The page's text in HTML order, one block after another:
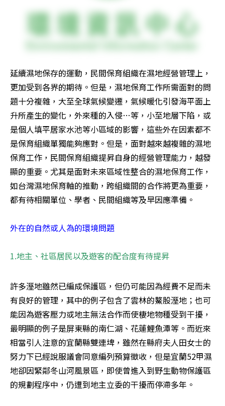
延續濕地保存的運動，民間保育組織在濕地經營管理上，
更加受到各界的期待。但是，濕地保育工作所需面對的問
題十分複雜，大至全球氣候變遷，氣候暖化引發海平面上
升所產生的變化，外來種的入侵…等，小至地層下陷，或
是個人填平居家水池等小區域的影響，這些外在因素都不
是保育組織單獨能夠應對。但是，面對越來越複雜的濕地
保育工作，民間保育組織提昇自身的經營管理能力，越發
顯的重要。尤其是面對未來區域性整合的濕地保育工作，
如台灣濕地保育軸的推動，跨組織間的合作將更為重要，
都有待相關單位、學者、民間組織等及早因應準備。
1.地主、社區居民以及遊客的配合度有待提昇
許多溼地雖然已編成保護區，但仍可能因為經費不足而未
有良好的管理，其中的例子包含了雲林的鰲股溼地；也可
能因為遊客壓力或地主無法合作而使棲地物種受到干擾，
最明顯的例子是屏東縣的南仁湖、花蓮鯉魚潭等。而近來
相當引人注意的宜蘭縣雙連埤，雖然在縣府夫人田女士的
努力下已經說服議會同意編列預算徵收，但是宜蘭52甲濕
地卻因緊鄰冬山河風景區，即使曾進入到野生動物保護區
的規劃程序中，仍遭到地主立委的干擾而停滯多年。